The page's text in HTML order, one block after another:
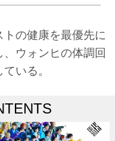
の健康を最優先に
ウォンヒの体調回
いる。